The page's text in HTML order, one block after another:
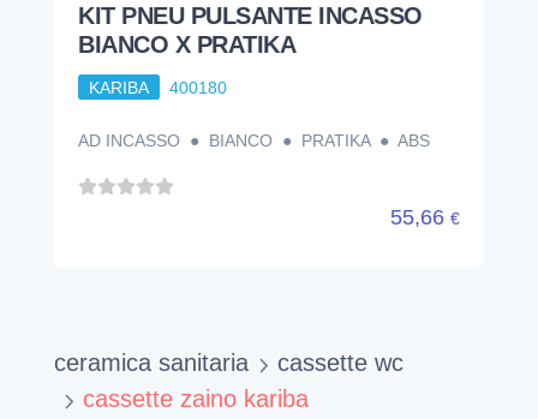
KIT PNEU PULSANTE INCASSO
BIANCO X PRATIKA
KARIBA 400180
AD INCASSO ● BIANCO ● PRATIKA ● ABS
55,66 €
ceramica sanitaria
cassette wc
cassette zaino kariba